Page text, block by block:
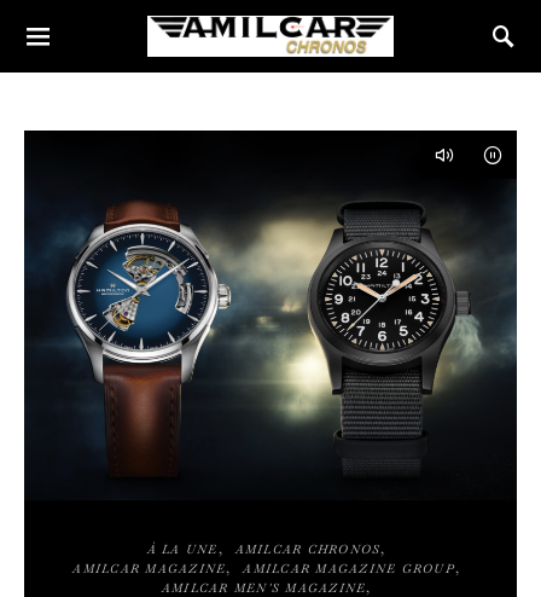
À LA UNE
AMILCAR CHRONOS
AMILCAR MAGAZINE
AMILCAR MAGAZINE GROUP
AMILCAR MEN'S MAGAZINE